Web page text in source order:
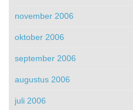
november 2006
oktober 2006
september 2006
augustus 2006
juli 2006